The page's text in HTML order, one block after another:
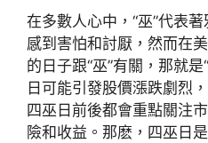
在多數人心中，“巫”代表
感到害怕和討厭，然而在
的日子跟“巫”有關，那就
日可能引發股價漲跌劇烈
四巫日前後都會重點關注
險和收益。那麽，四巫日